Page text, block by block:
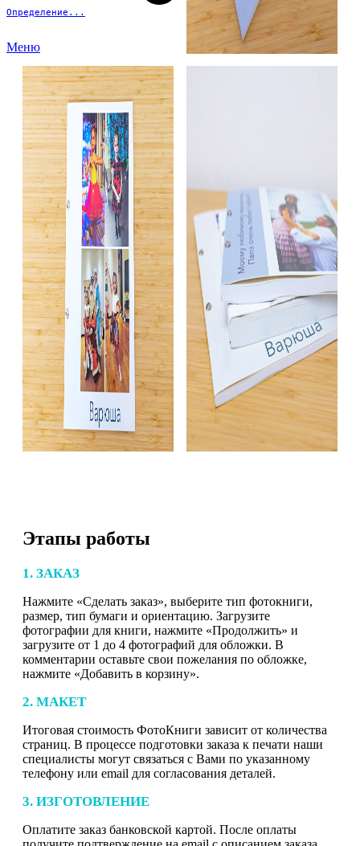
Определение...
Меню
Этапы работы
1. ЗАКАЗ
Нажмите «Сделать заказ», выберите тип фотокниги,
размер, тип бумаги и ориентацию. Загрузите
фотографии для книги, нажмите «Продолжить» и
загрузите от 1 до 4 фотографий для обложки. В
комментарии оставьте свои пожелания по обложке,
нажмите «Добавить в корзину».
2. МАКЕТ
Итоговая стоимость ФотоКниги зависит от количества
страниц. В процессе подготовки заказа к печати наши
специалисты могут связаться с Вами по указанному
телефону или email для согласования деталей.
3. ИЗГОТОВЛЕНИЕ
Оплатите заказ банковской картой. После оплаты